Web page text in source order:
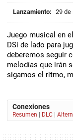
Lanzamiento: 29 de
Juego musical en
DSi de lado para
deberemos seguir
melodías que irán
sigamos el ritmo,
Conexiones
Resumen DLC